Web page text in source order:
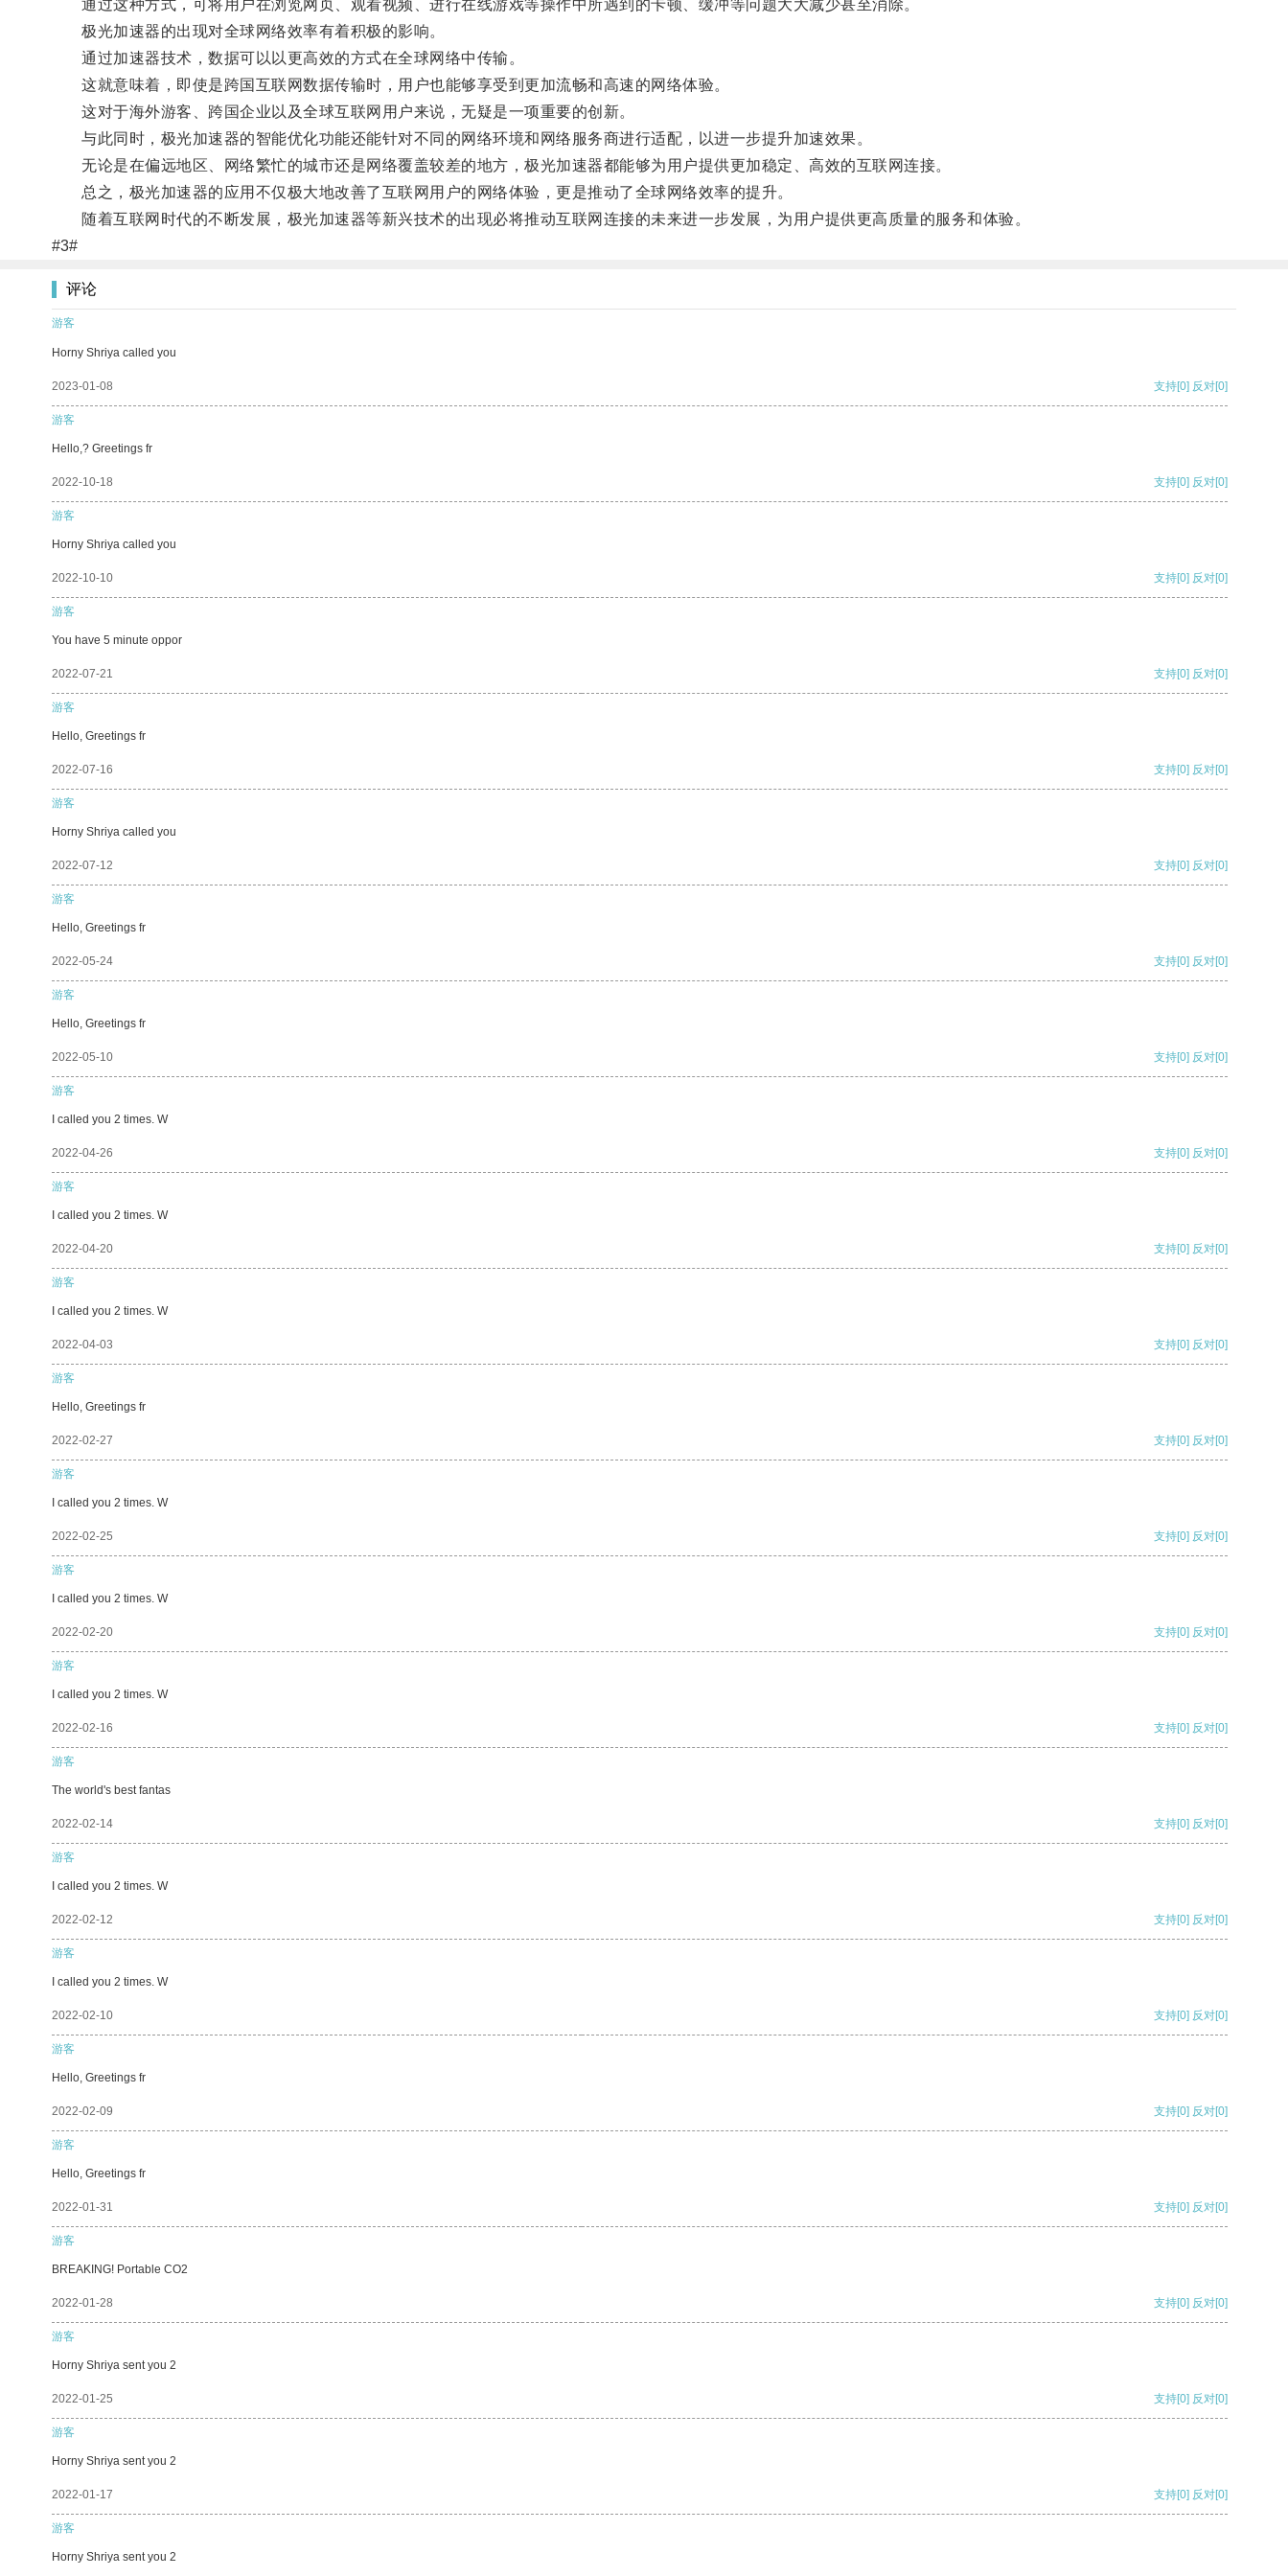
通过这种方式，可将用户在浏览网页、观看视频、进行在线游戏等操作中所遇到的卡顿、缓冲等问题大大减少甚至消除。
极光加速器的出现对全球网络效率有着积极的影响。
通过加速器技术，数据可以以更高效的方式在全球网络中传输。
这就意味着，即使是跨国互联网数据传输时，用户也能够享受到更加流畅和高速的网络体验。
这对于海外游客、跨国企业以及全球互联网用户来说，无疑是一项重要的创新。
与此同时，极光加速器的智能优化功能还能针对不同的网络环境和网络服务商进行适配，以进一步提升加速效果。
无论是在偏远地区、网络繁忙的城市还是网络覆盖较差的地方，极光加速器都能够为用户提供更加稳定、高效的互联网连接。
总之，极光加速器的应用不仅极大地改善了互联网用户的网络体验，更是推动了全球网络效率的提升。
随着互联网时代的不断发展，极光加速器等新兴技术的出现必将推动互联网连接的未来进一步发展，为用户提供更高质量的服务和体验。
#3#
评论
游客
Horny Shriya called you
2023-01-08 支持[0] 反对[0]
游客
Hello,? Greetings fr
2022-10-18 支持[0] 反对[0]
游客
Horny Shriya called you
2022-10-10 支持[0] 反对[0]
游客
You have 5 minute oppor
2022-07-21 支持[0] 反对[0]
游客
Hello, Greetings fr
2022-07-16 支持[0] 反对[0]
游客
Horny Shriya called you
2022-07-12 支持[0] 反对[0]
游客
Hello, Greetings fr
2022-05-24 支持[0] 反对[0]
游客
Hello, Greetings fr
2022-05-10 支持[0] 反对[0]
游客
I called you 2 times. W
2022-04-26 支持[0] 反对[0]
游客
I called you 2 times. W
2022-04-20 支持[0] 反对[0]
游客
I called you 2 times. W
2022-04-03 支持[0] 反对[0]
游客
Hello, Greetings fr
2022-02-27 支持[0] 反对[0]
游客
I called you 2 times. W
2022-02-25 支持[0] 反对[0]
游客
I called you 2 times. W
2022-02-20 支持[0] 反对[0]
游客
I called you 2 times. W
2022-02-16 支持[0] 反对[0]
游客
The world's best fantas
2022-02-14 支持[0] 反对[0]
游客
I called you 2 times. W
2022-02-12 支持[0] 反对[0]
游客
I called you 2 times. W
2022-02-10 支持[0] 反对[0]
游客
Hello, Greetings fr
2022-02-09 支持[0] 反对[0]
游客
Hello, Greetings fr
2022-01-31 支持[0] 反对[0]
游客
BREAKING! Portable CO2
2022-01-28 支持[0] 反对[0]
游客
Horny Shriya sent you 2
2022-01-25 支持[0] 反对[0]
游客
Horny Shriya sent you 2
2022-01-17 支持[0] 反对[0]
游客
Horny Shriya sent you 2